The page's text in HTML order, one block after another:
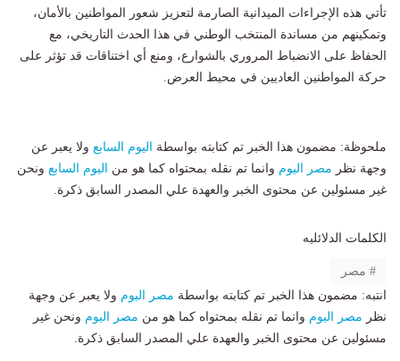
تأتي هذه الإجراءات الميدانية الصارمة لتعزيز شعور المواطنين بالأمان،
وتمكينهم من مساندة المنتخب الوطني في هذا الحدث التاريخي، مع
الحفاظ على الانضباط المروري بالشوارع، ومنع أي اختناقات قد تؤثر على
حركة المواطنين العاديين في محيط العرض.
ملحوظة: مضمون هذا الخبر تم كتابته بواسطة اليوم السابع ولا يعبر عن
وجهة نظر مصر اليوم وانما تم نقله بمحتواه كما هو من اليوم السابع ونحن
غير مسئولين عن محتوى الخبر والعهدة علي المصدر السابق ذكرة.
الكلمات الدلائليه
مصر
انتبه: مضمون هذا الخبر تم كتابته بواسطة مصر اليوم ولا يعبر عن وجهة
نظر مصر اليوم وانما تم نقله بمحتواه كما هو من مصر اليوم ونحن غير
مسئولين عن محتوى الخبر والعهدة علي المصدر السابق ذكرة.